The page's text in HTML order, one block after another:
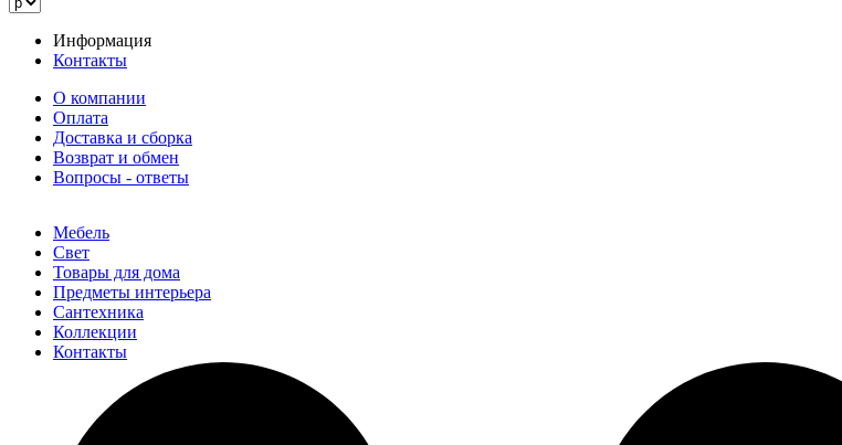
Информация
Контакты
О компании
Оплата
Доставка и сборка
Возврат и обмен
Вопросы - ответы
Мебель
Свет
Товары для дома
Предметы интерьера
Сантехника
Коллекции
Контакты